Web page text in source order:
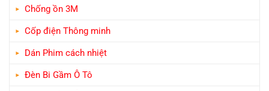
Chống ồn 3M
Cốp điện Thông minh
Dán Phim cách nhiệt
Đèn Bi Gầm Ô Tô